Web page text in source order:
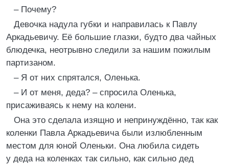
– Почему?
Девочка надула губки и направилась к Павлу
Аркадьевичу. Её большие глазки, будто два чайных
блюдечка, неотрывно следили за нашим пожилым
партизаном.
– Я от них спрятался, Оленька.
– И от меня, деда? – спросила Оленька,
присаживаясь к нему на колени.
Она это сделала изящно и непринуждённо, так как
коленки Павла Аркадьевича были излюбленным
местом для юной Оленьки. Она любила сидеть
у деда на коленках так сильно, как сильно дед